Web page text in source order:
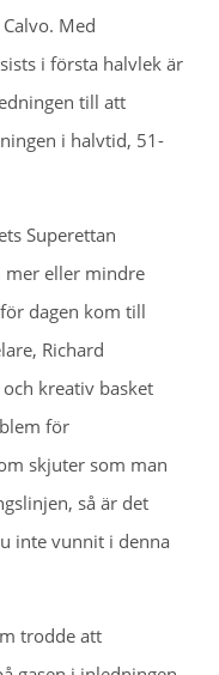
Med
i första halvlek är
till att
i halvtid, 51-
Superettan
mer eller mindre
dagen kom till
Richard
kreativ basket
för
skjuter som man
så är det
inte vunnit i denna
trodde att